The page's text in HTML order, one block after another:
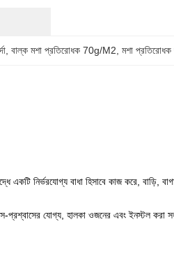
, বাল্ক মশা প্রতিরোধক 70g/M2 , মশা প্রতিরোধক
একটি নির্ভরযোগ্য বাধা হিসাবে কাজ করে, বাড়ি,
প্রশ্বাসের যোগ্য, হালকা ওজনের এবং ইনস্টল করা